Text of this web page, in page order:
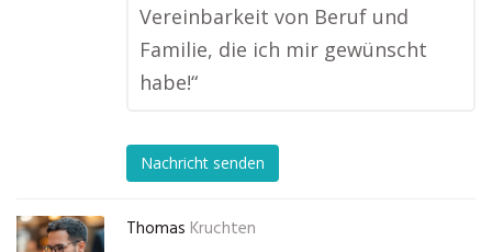
Vereinbarkeit von Beruf und
Familie, die ich mir gewünscht
habe!“
Nachricht senden
Thomas Kruchten